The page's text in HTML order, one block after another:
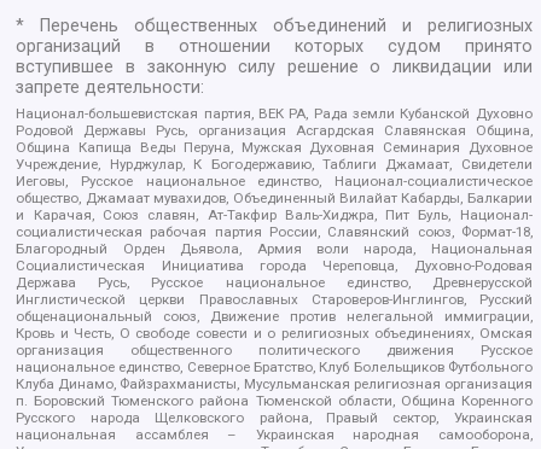
* Перечень общественных объединений и религиозных
организаций в отношении которых судом принято
вступившее в законную силу решение о ликвидации или
запрете деятельности:
Национал-большевистская партия, ВЕК РА, Рада земли Кубанской Духовно
Родовой Державы Русь, организация Асгардская Славянская Община,
Община Капища Веды Перуна, Мужская Духовная Семинария Духовное
Учреждение, Нурджулар, К Богодержавию, Таблиги Джамаат, Свидетели
Иеговы, Русское национальное единство, Национал-социалистическое
общество, Джамаат мувахидов, Объединенный Вилайат Кабарды, Балкарии
и Карачая, Союз славян, Ат-Такфир Валь-Хиджра, Пит Буль, Национал-
социалистическая рабочая партия России, Славянский союз, Формат-18,
Благородный Орден Дьявола, Армия воли народа, Национальная
Социалистическая Инициатива города Череповца, Духовно-Родовая
Держава Русь, Русское национальное единство, Древнерусской
Инглистической церкви Православных Староверов-Инглингов, Русский
общенациональный союз, Движение против нелегальной иммиграции,
Кровь и Честь, О свободе совести и о религиозных объединениях, Омская
организация общественного политического движения Русское
национальное единство, Северное Братство, Клуб Болельщиков Футбольного
Клуба Динамо, Файзрахманисты, Мусульманская религиозная организация
п. Боровский Тюменского района Тюменской области, Община Коренного
Русского народа Щелковского района, Правый сектор, Украинская
национальная ассамблея – Украинская народная самооборона,